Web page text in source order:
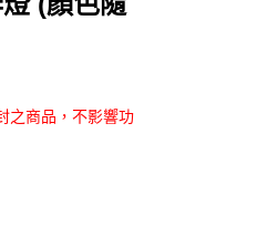
之商品，不影響功